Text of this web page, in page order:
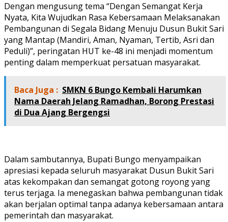
Dengan mengusung tema “Dengan Semangat Kerja
Nyata, Kita Wujudkan Rasa Kebersamaan Melaksanakan
Pembangunan di Segala Bidang Menuju Dusun Bukit Sari
yang Mantap (Mandiri, Aman, Nyaman, Tertib, Asri dan
Peduli)”, peringatan HUT ke-48 ini menjadi momentum
penting dalam memperkuat persatuan masyarakat.
Baca Juga : SMKN 6 Bungo Kembali Harumkan
Nama Daerah Jelang Ramadhan, Borong Prestasi
di Dua Ajang Bergengsi
Dalam sambutannya, Bupati Bungo menyampaikan
apresiasi kepada seluruh masyarakat Dusun Bukit Sari
atas kekompakan dan semangat gotong royong yang
terus terjaga. Ia menegaskan bahwa pembangunan tidak
akan berjalan optimal tanpa adanya kebersamaan antara
pemerintah dan masyarakat.